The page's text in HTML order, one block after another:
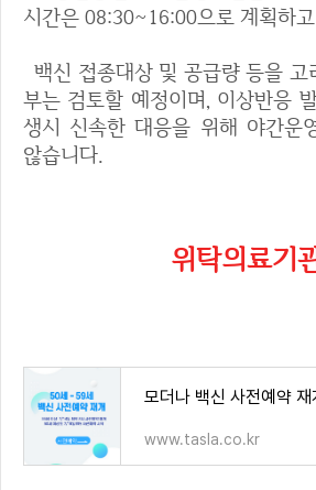
시간은 08:30~16:00으로 계획하
백신 접종대상 및 공급량 등을 고려하여 주말운영 여
부는 검토할 예정이며, 이상반응
생시 신속한 대응을 위해 야간운
않습니다.
위탁의료기
www.tasla.co.kr